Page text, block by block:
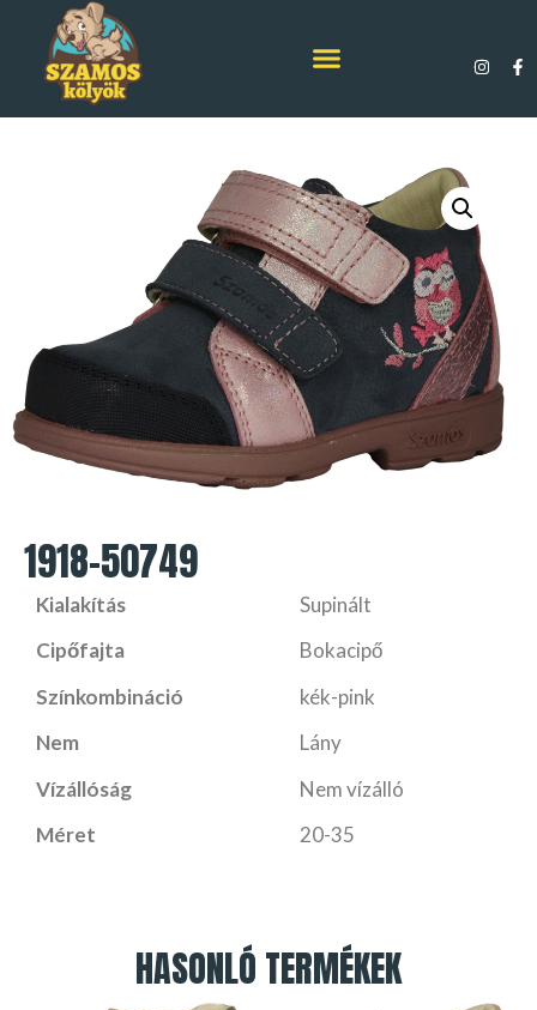
1918-50749
Kialakítás
Supinált
Cipőfajta
Bokacipő
Színkombináció
kék-pink
Nem
Lány
Vízállóság
Nem vízálló
Méret
20-35
HASONLÓ TERMÉKEK